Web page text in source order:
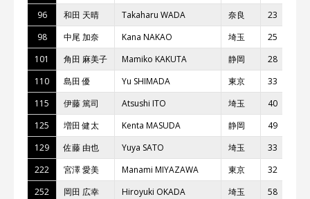
96
和⽥ 天晴 Takaharu WADA 奈良
23
98
中尾 加奈 Kana NAKAO 埼⽟
25
101
⾓⽥ ⿇美⼦ Mamiko KAKUTA 静岡
28
110
島⽥ 優 Yu SHIMADA 東京 33
115
伊藤 篤司 Atsushi ITO 埼⽟ 40
125
増⽥ 健太 Kenta MASUDA 静岡 49
129
佐藤 由也 Yuya SATO 埼⽟
33
222
宮澤 愛美 Manami MIYAZAWA 東京
32
252
岡⽥ 広幸 Hiroyuki OKADA 埼⽟ 58